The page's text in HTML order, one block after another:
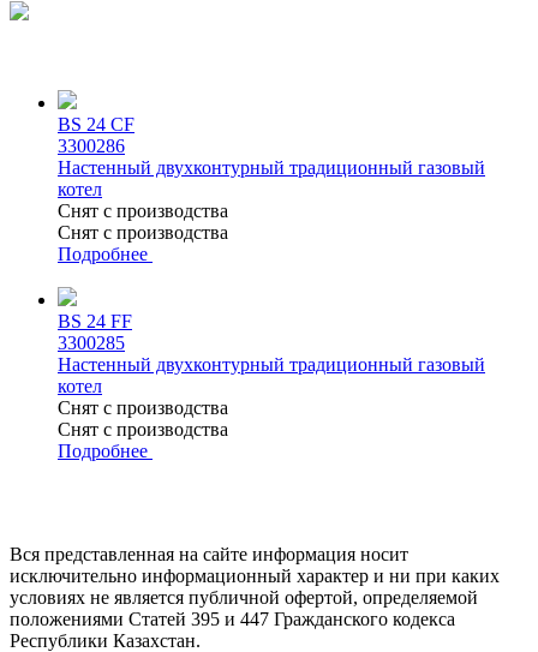
BS 24 CF
3300286
Настенный двухконтурный традиционный газовый
котел
Снят с производства
Снят с производства
Подробнее
BS 24 FF
3300285
Настенный двухконтурный традиционный газовый
котел
Снят с производства
Снят с производства
Подробнее
Вся представленная на сайте информация носит
исключительно информационный характер и ни при каких
условиях не является публичной офертой, определяемой
положениями Статей 395 и 447 Гражданского кодекса
Республики Казахстан.